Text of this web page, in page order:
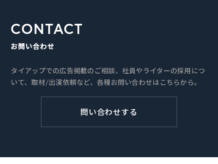
CONTACT
お問い合わせ
タイアップでの広告掲載のご相談、社員やライターの採用につ
いて、取材/出演依頼など、各種お問い合わせはこちらから。
問い合わせする